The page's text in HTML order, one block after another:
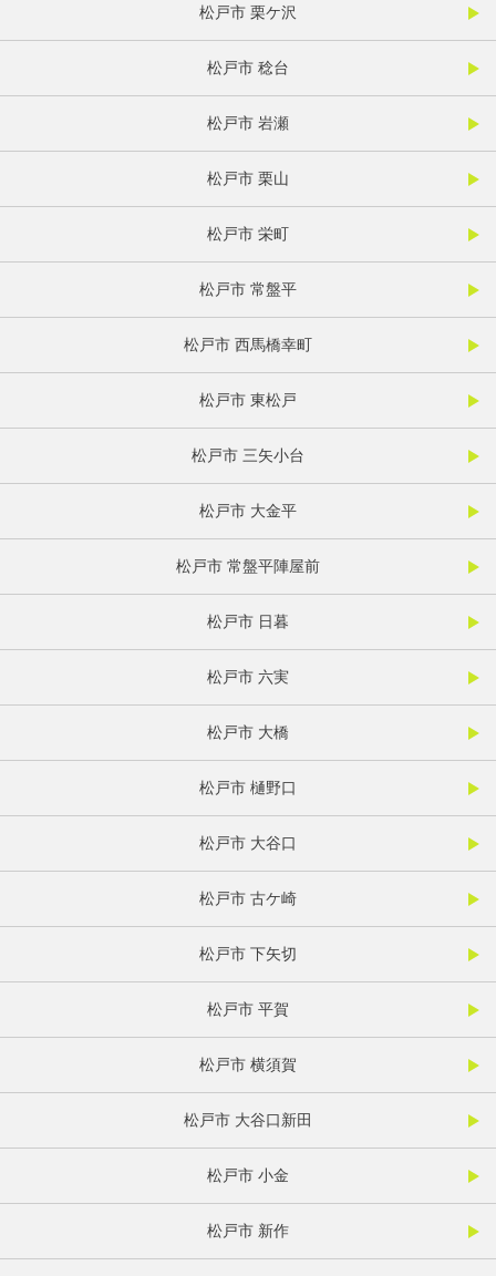
松戸市 栗ケ沢
松戸市 稔台
松戸市 岩瀬
松戸市 栗山
松戸市 栄町
松戸市 常盤平
松戸市 西馬橋幸町
松戸市 東松戸
松戸市 三矢小台
松戸市 大金平
松戸市 常盤平陣屋前
松戸市 日暮
松戸市 六実
松戸市 大橋
松戸市 樋野口
松戸市 大谷口
松戸市 古ケ崎
松戸市 下矢切
松戸市 平賀
松戸市 横須賀
松戸市 大谷口新田
松戸市 小金
松戸市 新作